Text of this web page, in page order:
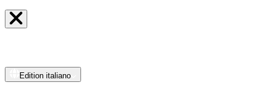
Edition italiano